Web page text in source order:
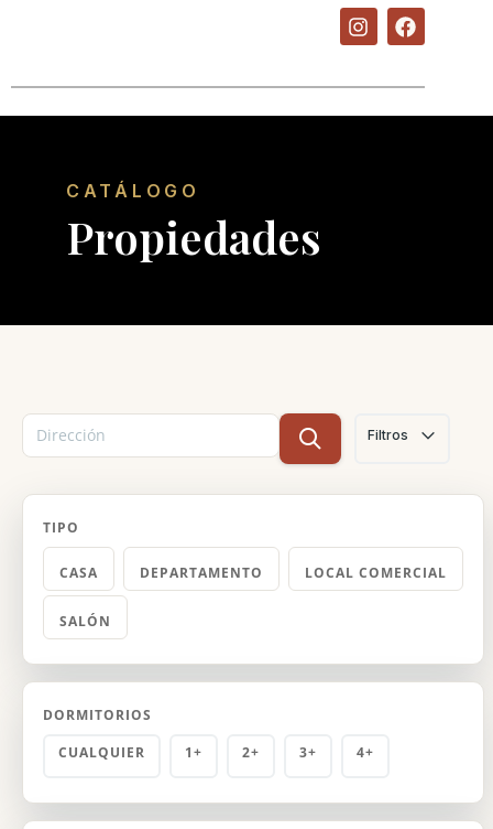
CATÁLOGO
Propiedades
Filtros
TIPO
CASA DEPARTAMENTO LOCAL COMERCIAL
SALÓN
DORMITORIOS
CUALQUIER
1+ 2+ 3+ 4+